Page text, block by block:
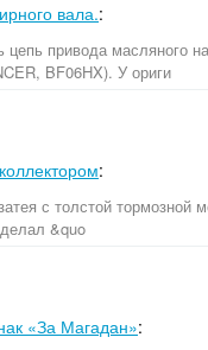
вала.:
привода масляного
BF06HX). У ориги
:
с толстой
&quo
«За Магадан»: